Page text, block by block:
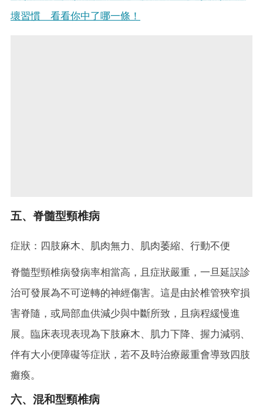
壞習慣 看看你中了哪一條！
五、脊髓型頸椎病
症狀：四肢麻木、肌肉無力、肌肉萎縮、行動不便
脊髓型頸椎病發病率相當高，且症狀嚴重，一旦延誤診
治可發展為不可逆轉的神經傷害。這是由於椎管狹窄損
害脊隨，或局部血供減少與中斷所致，且病程緩慢進
展。臨床表現表現為下肢麻木、肌力下降、握力減弱、
伴有大小便障礙等症狀，若不及時治療嚴重會導致四肢
癱瘓。
六、混和型頸椎病